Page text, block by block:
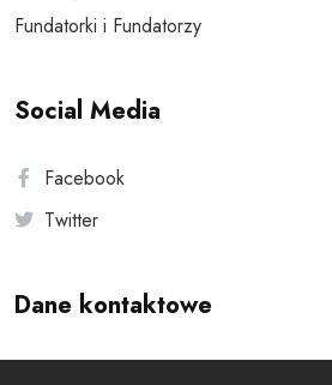
Fundatorki i Fundatorzy
Social Media
Facebook
Twitter
Dane kontaktowe